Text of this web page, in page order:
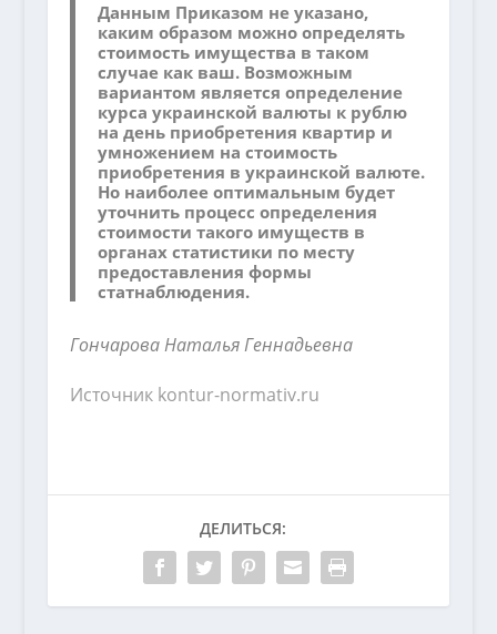
Данным Приказом не указано,
каким образом можно определять
стоимость имущества в таком
случае как ваш. Возможным
вариантом является определение
курса украинской валюты к рублю
на день приобретения квартир и
умножением на стоимость
приобретения в украинской валюте.
Но наиболее оптимальным будет
уточнить процесс определения
стоимости такого имуществ в
органах статистики по месту
предоставления формы
статнаблюдения.
Гончарова Наталья Геннадьевна
Источник kontur-normativ.ru
ДЕЛИТЬСЯ: